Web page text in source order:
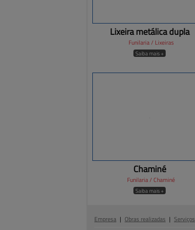
Lixeira metálica dupla
Funilaria / Lixeiras
Saiba mais +
Chaminé
Funilaria / Chaminé
Saiba mais +
Empresa | Obras realizadas | Serviços